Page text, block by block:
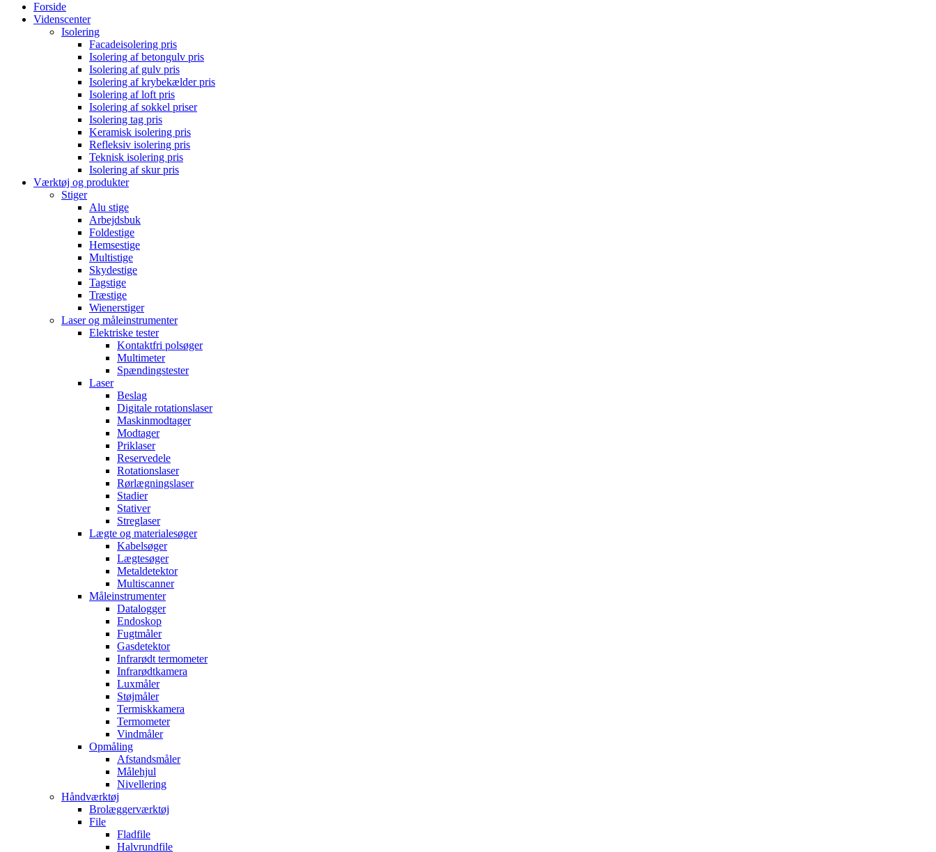
Forside
Videnscenter
Isolering
Facadeisolering pris
Isolering af betongulv pris
Isolering af gulv pris
Isolering af krybekælder pris
Isolering af loft pris
Isolering af sokkel priser
Isolering tag pris
Keramisk isolering pris
Refleksiv isolering pris
Teknisk isolering pris
Isolering af skur pris
Værktøj og produkter
Stiger
Alu stige
Arbejdsbuk
Foldestige
Hemsestige
Multistige
Skydestige
Tagstige
Træstige
Wienerstiger
Laser og måleinstrumenter
Elektriske tester
Kontaktfri polsøger
Multimeter
Spændingstester
Laser
Beslag
Digitale rotationslaser
Maskinmodtager
Modtager
Priklaser
Reservedele
Rotationslaser
Rørlægningslaser
Stadier
Stativer
Streglaser
Lægte og materialesøger
Kabelsøger
Lægtesøger
Metaldetektor
Multiscanner
Måleinstrumenter
Datalogger
Endoskop
Fugtmåler
Gasdetektor
Infrarødt termometer
Infrarødtkamera
Luxmåler
Støjmåler
Termiskkamera
Termometer
Vindmåler
Opmåling
Afstandsmåler
Målehjul
Nivellering
Håndværktøj
Brolæggerværktøj
File
Fladfile
Halvrundfile